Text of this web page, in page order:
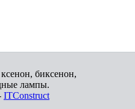
биксенон,
лампы.
ITConstruct